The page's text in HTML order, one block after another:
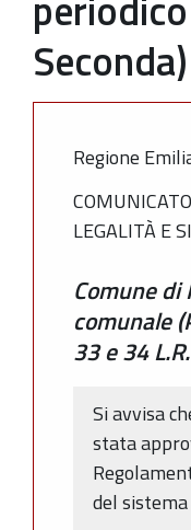
Seconda)
Regione
LEGALITÀ E
Comune
comunale
33 e 34
Si avvisa
stata
del